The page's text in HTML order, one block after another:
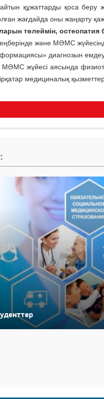
құжаттарды қоса
жағдайда оны жаңарту
төлеймін, остеопатия
және МӘМС жүйесінде
диагнозын
МӘМС жүйесі аясында
медициналық